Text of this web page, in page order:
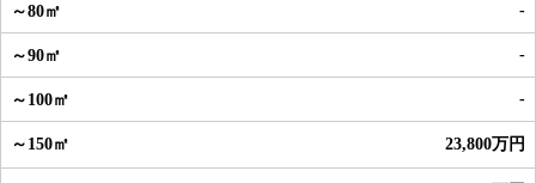
-
-
-
23,800万円